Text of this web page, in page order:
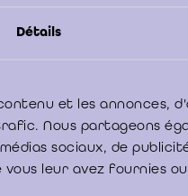
Détails
et les annonces,
Nous partageons
sociaux, de
leur avez fournies
en mesure de
pas accompagnés du rapport